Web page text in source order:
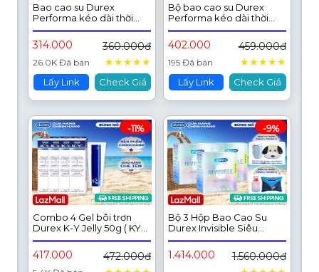
Bao cao su Durex
Performa kéo dài thời
gian, size 52mm, hộp 12
bao
314.000 360.000đ
26.0K Đã bán ★★★★★
Lấy Link Check Giá
Bộ bao cao su Durex
Performa kéo dài thời
gian size 52mm, 1 hộp 12
bao và 1 hộp 3 bao
402.000 459.000đ
195 Đã bán ★★★★★
Lấy Link Check Giá
Combo 4 Gel bôi trơn
Durex K-Y Jelly 50g ( KY
Jelly)
417.000 472.000đ
-11%
Bộ 3 Hộp Bao Cao Su
Durex Invisible Siêu
Mỏng, Size 52 mm, Hộp 16
Bao
1.414.000
1.560.000đ
-9%